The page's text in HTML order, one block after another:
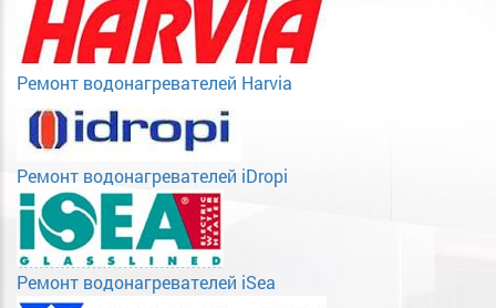
Ремонт водонагревателей Harvia
Ремонт водонагревателей iDropi
Ремонт водонагревателей iSea